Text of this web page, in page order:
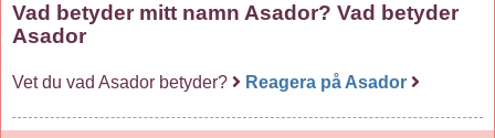
Vad betyder mitt namn Asador? Vad betyder
Asador
Vet du vad Asador betyder? Reagera på Asador